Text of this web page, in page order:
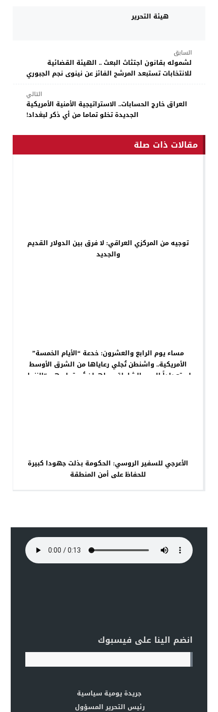
هيئة التحرير
السابق
لشموله بقانون اجتثاث البعث .. الهيئة القضائية
للانتخابات تستبعد المرشح الفائز عن نينوى نجم الجبوري
التالي
العراق خارج الحسابات.. الاستراتيجية الأمنية الأمريكية
الجديدة تخلو تماما من أي ذكر لبغداد!
مقالات ذات صلة
توجيه من المركزي العراقي: لا فرق بين الدولار القديم
والجديد
مساء يوم الرابع والعشرون: خدعة “الأيام الخمسة”
الأمريكية.. واشنطن تُجلي رعاياها من الشرق الأوسط
استعداداً للحرب الشاملة، وطهران تُسقط وهم “النزول
الأعرجي للسفير الروسي: الحكومة بذلت جهودا كبيرة
للحفاظ على أمن المنطقة
انضم الينا على فيسبوك
جريدة يومية سياسية
رئيس التحرير المسؤول